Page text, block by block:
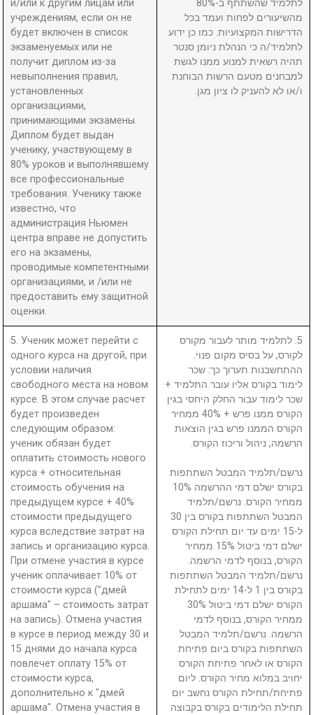
и/или к другим лицам или
учреждениям, если он не
будет включен в список
экзаменуемых или не
получит диплом из-за
невыполнения правил,
установленных
организациями,
принимающими экзамены.
Диплом будет выдан
ученику, участвующему в
80% уроков и выполнявшему
все профессиональные
требования. Ученику также
известно, что
администрация Ньюмен
центра вправе не допустить
его на экзамены,
проводимые компетентными
организациями, и /или не
предоставить ему защитной
оценки.
לתלמיד שהשתתף ב-80%
מהשיעורים לפחות ועמד בכל
הדרישות המקצועיות. כמו כן ידוע
לתלמיד/ה כי הנהלת ניומן סנטר
תהיה רשאית למנוע ממנו לגשת
למבחנים מטעם הרשות הבוחנת
ו/או לא להעניק לו ציון מגן.
5. Ученик может перейти с
одного курса на другой, при
условии наличия
свободного места на новом
курсе. В этом случае расчет
будет произведен
следующим образом:
ученик обязан будет
оплатить стоимость нового
курса + относительная
стоимость обучения на
предыдущем курсе + 40%
стоимости предыдущего
курса вследствие затрат на
запись и организацию курса.
При отмене участия в курсе
ученик оплачивает 10% от
стоимости курса ("дмей
аршама" – стоимость затрат
на запись). Отмена участия
в курсе в период между 30 и
15 днями до начала курса
повлечет оплату 15% от
стоимости курса,
дополнительно к "дмей
аршама". Отмена участия в
5. לתלמיד מותר לעבור מקורס
לקורס, על בסיס מקום פנוי.
ההתחשבנות תערוך כך: שכר
לימוד בקורס אליו עובר התלמיד +
שכר לימוד עבור החלק היחסי בגין
הקורס ממנו פרש + 40% ממחיר
הקורס הממנו פרש בגין הוצאות
הרשמה, ניהול וריכוז הקורס.
נרשם/תלמיד המבטל השתתפות
בקורס ישלם דמי ההרשמה 10%
ממחיר הקורס. נרשם/תלמיד
המבטל השתתפות בקורס בין 30
ל-15 ימים עד יום תחילת הקורס
ישלם דמי ביטול 15% ממחיר
הקורס, בנוסף לדמי הרשמה.
נרשם/תלמיד המבטל השתתפות
בקורס בין 1 ל-14 ימים לתחילת
הקורס ישלם דמי ביטול 30%
ממחיר הקורס, בנוסף לדמי
הרשמה. נרשם/תלמיד המבטל
השתתפות בקורס ביום פתיחת
הקורס או לאחר פתיחת הקורס
יחויב במלוא מחיר הקורס. ליום
פתיחת/תחילת הקורס נחשב יום
תחילת הלימודים בקורס בקבוצה